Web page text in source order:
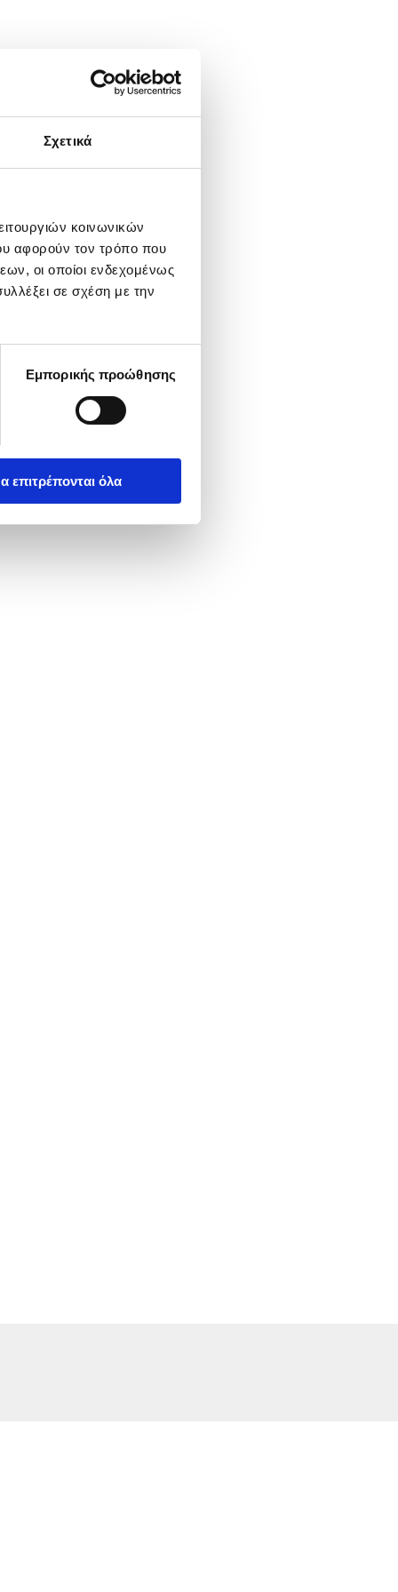
Σχετικά
κοινωνικών
αφορούν τον τρόπο που
οι οποίοι ενδεχομένως
σε σχέση με την
Εμπορικής προώθησης
επιτρέπονται όλα